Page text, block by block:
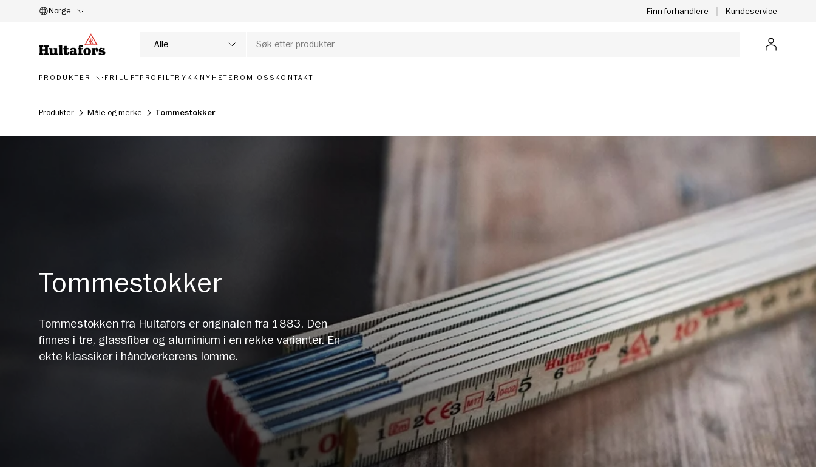
Norge Finn forhandlere Kundeservice
Søk
Produkttype
Alle Logg inn
PRODUKTER FRILUFTPROFILTRYKK NYHETER OM OSS KONTAKT
Produkter Måle og merke Tommestokker
Tommestokker
Tommestokken fra Hultafors er originalen fra 1883. Den
finnes i tre, glassfiber og aluminium i en rekke varianter. En
ekte klassiker i håndverkerens lomme.